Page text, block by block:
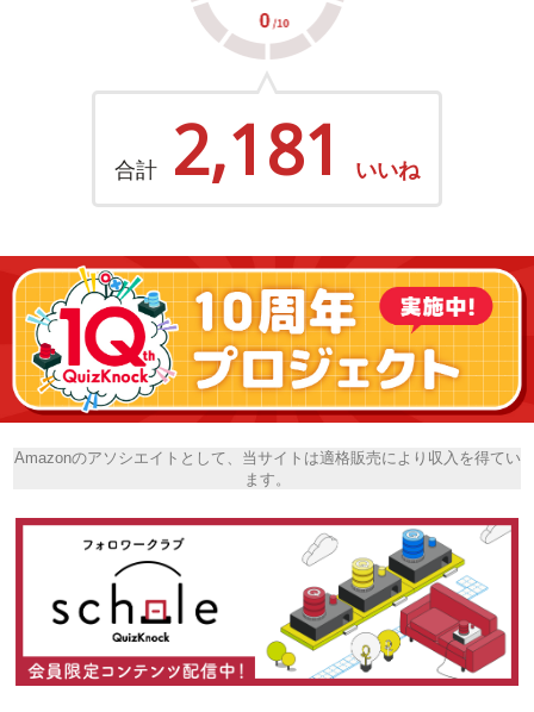
合計 2,181 いいね
Amazonのアソシエイトとして、当サイトは適格販売により収入を得てい
ます。